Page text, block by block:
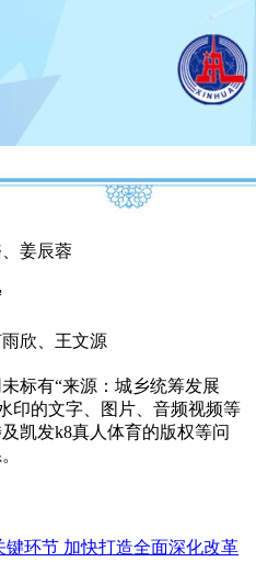
姜辰蓉
欣、王文源
标有“来源：城乡统筹发展
印的文字、图片、音频视频等
凯发k8真人体育的版权等问
环节 加快打造全面深化改革